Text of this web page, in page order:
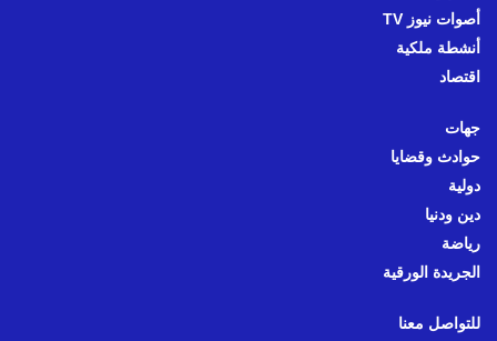
أصوات نيوز TV
أنشطة ملكية
اقتصاد
جهات
حوادث وقضايا
دولية
دين ودنيا
رياضة
الجريدة الورقية
للتواصل معنا